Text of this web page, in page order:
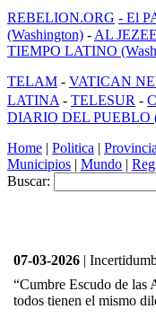
REBELION.ORG - El
(Washington) - AL
TIEMPO LATINO
TELAM - VATICAN
LATINA - TELESUR -
DIARIO DEL PUEBLO
Home | Politica | Provincia
Municipios | Mundo |
Buscar:
07-03-2026 |
“Cumbre Escudo de las
todos tienen el mismo